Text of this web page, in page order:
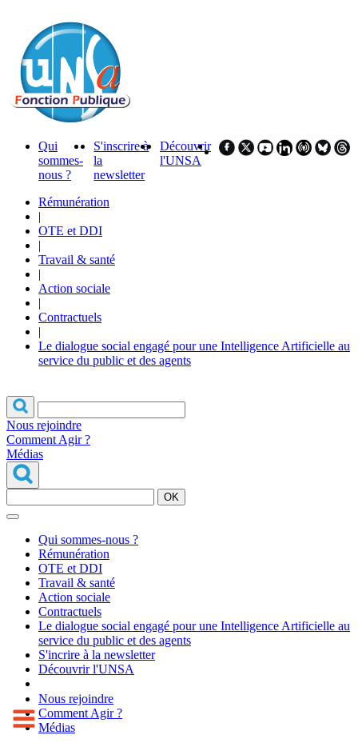
Qui
sommes-
nous ?
S'inscrire à
la
newsletter
Découvrir
l'UNSA
Rémunération
|
OTE et DDI
|
Travail & santé
|
Action sociale
|
Contractuels
|
Le dialogue social engagé pour une Intelligence Artificielle au
service du public et des agents
Nous rejoindre
Comment Agir ?
Médias
OK
Qui sommes-nous ?
Rémunération
OTE et DDI
Travail & santé
Action sociale
Contractuels
Le dialogue social engagé pour une Intelligence Artificielle au
service du public et des agents
S'incrire à la newsletter
Découvrir l'UNSA
Nous rejoindre
Comment Agir ?
Médias